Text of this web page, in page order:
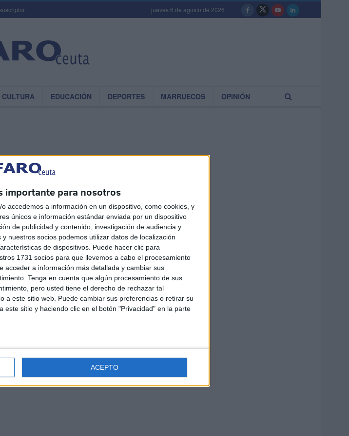
importante para nosotros
accedemos a información en un dispositivo, como cookies, y
únicos e información estándar enviada por un dispositivo
de publicidad y contenido, investigación de audiencia y
nuestros socios podemos utilizar datos de localización
de dispositivos. Puede hacer clic para
1731 socios para que llevemos a cabo el procesamiento
acceder a información más detallada y cambiar sus
Tenga en cuenta que algún procesamiento de sus
pero usted tiene el derecho de rechazar tal
a este sitio web. Puede cambiar sus preferencias o retirar su
este sitio y haciendo clic en el botón "Privacidad" en la parte
ACEPTO
jueves 6 de agosto de 2026
CULTURA EDUCACIÓN DEPORTES MARRUECOS OPINIÓN
Casado, visita nuestra ciudad
de futuro a ...
de la unidad
07/2018 0
Los compromisarios del
por primera vez en la ...
07/2018 0
el XIX Congreso Nacional del
Rajoy, el que ...